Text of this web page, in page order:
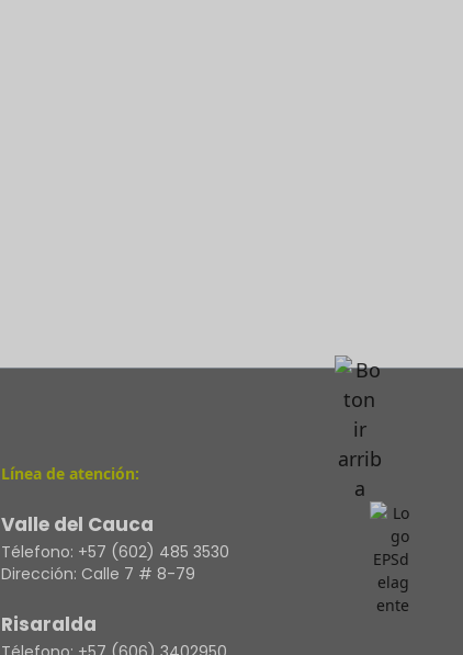
Línea de atención:
Valle del Cauca
Télefono: +57 (602) 485 3530
Dirección: Calle 7 # 8-79
Risaralda